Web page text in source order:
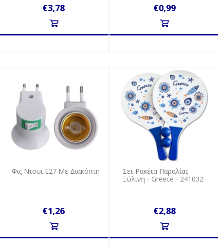
€3,78 €0,99
Φις Ντουι Ε27 Με Διακόπτη
€1,26
Σετ Ρακέτα Παραλίας
Ξύλινη - Greece - 241032
€2,88